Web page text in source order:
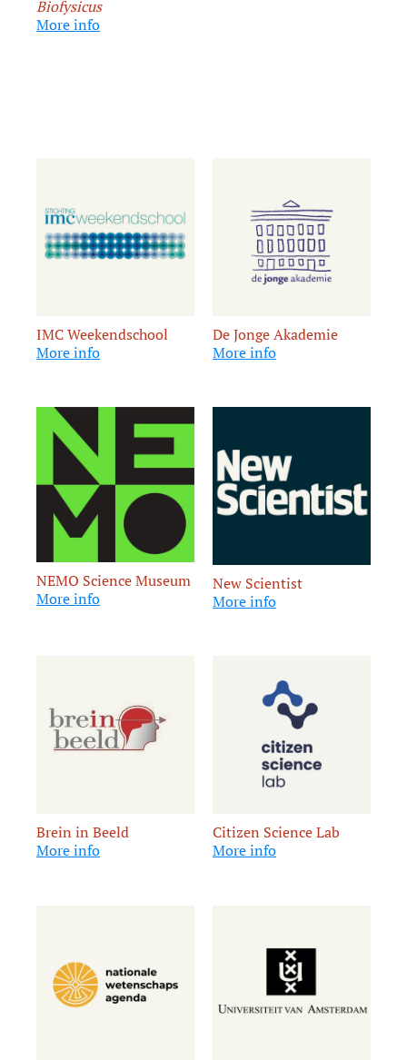
Biofysicus
More info
IMC Weekendschool
More info
De Jonge Akademie
More info
NEMO Science Museum
More info
New Scientist
More info
Brein in Beeld
More info
Citizen Science Lab
More info